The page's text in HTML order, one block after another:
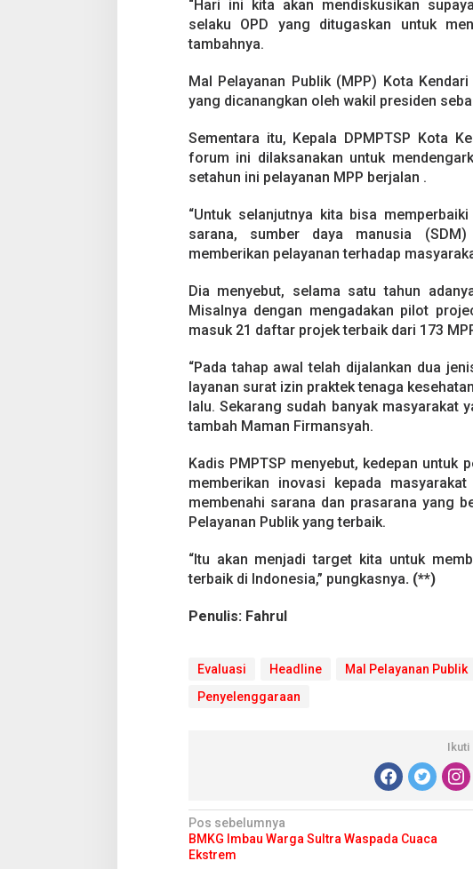
“Hari ini kita akan mendiskusikan
selaku OPD yang ditugaskan untuk
tambahnya.
Mal Pelayanan Publik (MPP) Kota
yang dicanangkan oleh wakil presiden
Sementara itu, Kepala DPMPTSP Kota
forum ini dilaksanakan untuk
setahun ini pelayanan MPP berjalan .
“Untuk selanjutnya kita bisa
sarana, sumber daya manusia
memberikan pelayanan terhadap
Dia menyebut, selama satu tahun
Misalnya dengan mengadakan pilot
masuk 21 daftar projek terbaik dari 173
“Pada tahap awal telah dijalankan dua
layanan surat izin praktek tenaga
lalu. Sekarang sudah banyak masyarakat
tambah Maman Firmansyah.
Kadis PMPTSP menyebut, kedepan untuk
memberikan inovasi kepada
membenahi sarana dan prasarana yang
Pelayanan Publik yang terbaik.
“Itu akan menjadi target kita untuk
terbaik di Indonesia,” pungkasnya. (**)
Penulis: Fahrul
Evaluasi Headline Mal Pelayanan Publik
Penyelenggaraan
Ikuti
N
a
Pos sebelumnya
BMKG Imbau Warga Sultra Waspada Cuaca
Ekstrem